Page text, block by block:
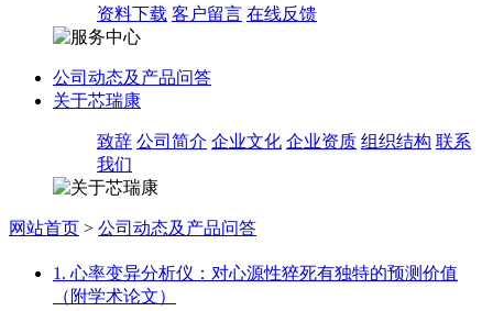
资料下载 客户留言 在线反馈
公司动态及产品问答
关于芯瑞康
致辞 公司简介 企业文化 企业资质 组织结构 联系
我们
网站首页 > 公司动态及产品问答
1. 心率变异分析仪：对心源性猝死有独特的预测价值
（附学术论文）